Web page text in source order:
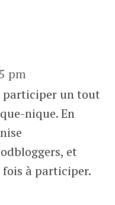
pm
participer un tout
nique. En
et
fois à participer.